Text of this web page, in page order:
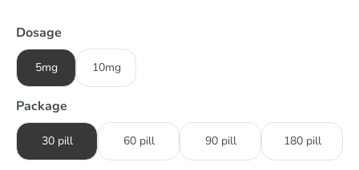
Dosage
5mg 10mg
Package
30 pill 60 pill 90 pill 180 pill